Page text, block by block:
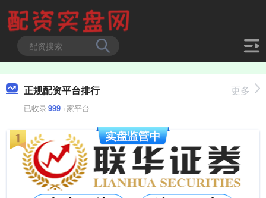
正规配资平台排行
已收录999+家平台
更多